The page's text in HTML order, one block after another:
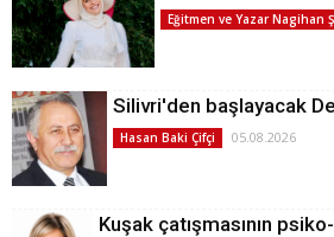
Eğitmen ve Yazar Nagihan
Silivri'den başlayacak
Hasan Baki Çifçi 05.08.2026
Kuşak çatışmasının